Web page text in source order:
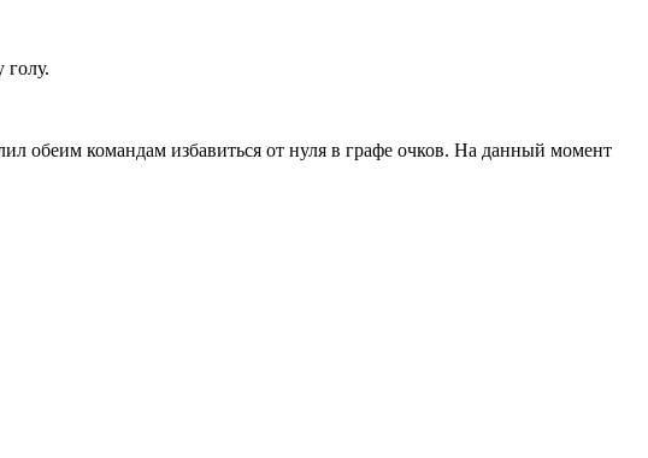
голу.
обеим командам избавиться от нуля в графе очков. На данный момент